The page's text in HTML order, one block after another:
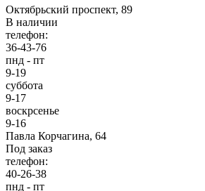
Октябрьский проспект, 89
В наличии
телефон:
36-43-76
пнд - пт
9-19
суббота
9-17
воскрсенье
9-16
Павла Корчагина, 64
Под заказ
телефон:
40-26-38
пнд - пт